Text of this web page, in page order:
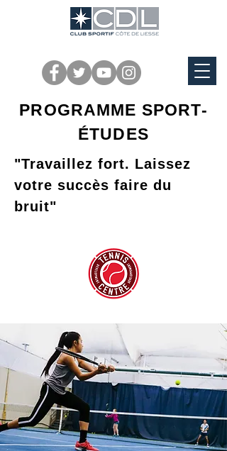
PROGRAMME SPORT-
ÉTUDES
"Travaillez fort. Laissez
votre succès faire du
bruit"